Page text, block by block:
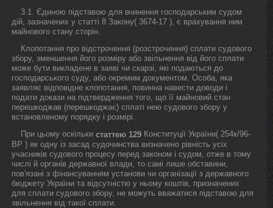
3.1. Єдиною підставою для вчинення господарським судом
дій, зазначених у статті 8 Закону( 3674-17 ), є врахування ним
майнового стану сторін.
Клопотання про відстрочення (розстрочення) сплати судового
збору, зменшення його розміру або звільнення від його сплати
може бути викладене в заяві чи скарзі, які подаються до
господарського суду, або окремим документом. Особа, яка
заявляє відповідне клопотання, повинна навести доводи і
подати докази на підтвердження того, що її майновий стан
перешкоджав (перешкоджає) сплаті нею судового збору у
встановленому порядку і розмірі.
При цьому оскільки статтею 129 Конституції України( 254к/96-
ВР ) як одну із засад судочинства визначено рівність усіх
учасників судового процесу перед законом і судом, отже в тому
числі й органів державної влади, то самі лише обставини,
пов'язані з фінансуванням установи чи організації з державного
бюджету України та відсутністю у ньому коштів, призначених
для сплати судового збору, не можуть вважатися підставою для
звільнення від такої сплати.